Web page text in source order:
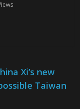
Xi’s new
Taiwan